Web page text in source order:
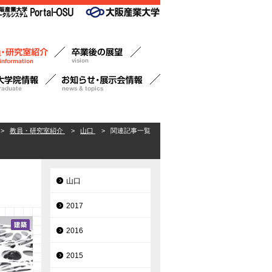
> 教員・研究室紹介 > 山口 > 関連記事一覧
山口
2017
2016
2015